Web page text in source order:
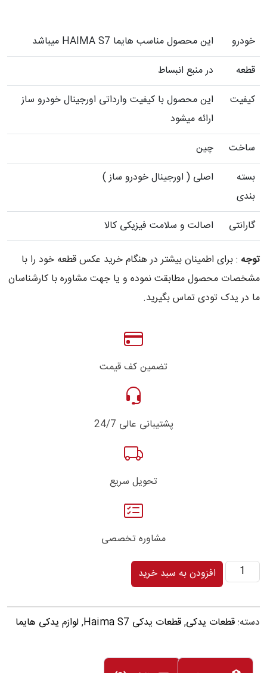
خودرو
این محصول مناسب هایما HAIMA S7 میباشد
قطعه
در منبع انبساط
کیفیت
این محصول با کیفیت وارداتی اورجینال خودرو ساز
ارائه میشود
ساخت
چین
بسته
بندی
اصلی ( اورجینال خودرو ساز )
گارانتی اصالت و سلامت فیزیکی کالا
توجه : برای اطمینان بیشتر در هنگام خرید عکس قطعه خود را با
مشخصات محصول مطابقت نموده و یا جهت مشاوره با کارشناسان
ما در یدک تودی تماس بگیرید.
تضمین کف قیمت
پشتیبانی عالی 24/7
تحویل سریع
مشاوره تخصصی
انبساط
هایما
S7
افزودن به سبد خرید
دسته:قطعات یدکی,قطعات یدکی Haima S7 ,لوازم یدکی هایما